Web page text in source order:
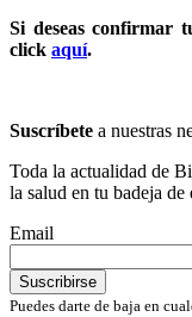
Si deseas confirmar
click aquí.
Suscríbete a nuestras
Toda la actualidad de
la salud en tu badeja de
Email
Puedes darte de baja en